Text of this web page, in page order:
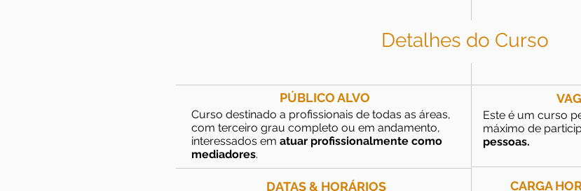
Detalhes do Curso
Este é um curso
máximo de
pessoas.
DATAS & HORÁRIOS
PÚBLICO ALVO
Curso destinado a profissionais de todas as áreas,
com terceiro grau completo ou em andamento,
interessados em atuar profissionalmente como
mediadores.
CARGA